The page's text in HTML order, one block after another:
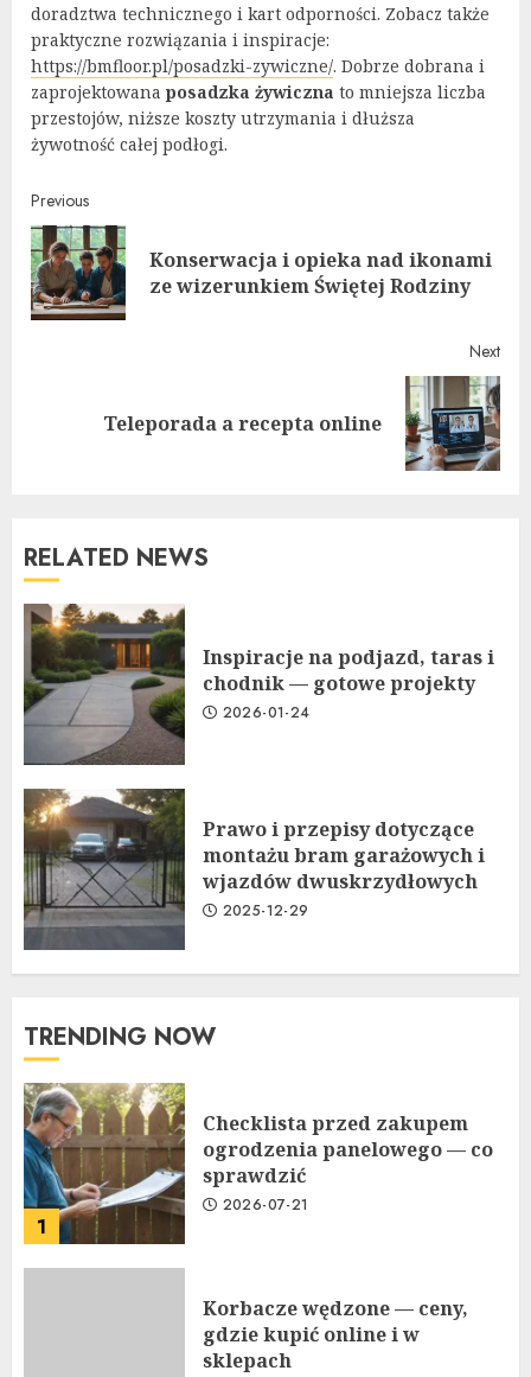
doradztwa technicznego i kart odporności. Zobacz także
praktyczne rozwiązania i inspiracje:
https://bmfloor.pl/posadzki-zywiczne/. Dobrze dobrana i
zaprojektowana posadzka żywiczna to mniejsza liczba
przestojów, niższe koszty utrzymania i dłuższa
żywotność całej podłogi.
Continue
Reading
Previous
Konserwacja i opieka nad ikonami
ze wizerunkiem Świętej Rodziny
Next
Teleporada a recepta online
RELATED NEWS
Inspiracje na podjazd, taras i
chodnik — gotowe projekty
2026-01-24
Prawo i przepisy dotyczące
montażu bram garażowych i
wjazdów dwuskrzydłowych
2025-12-29
TRENDING NOW
1
Checklista przed zakupem
ogrodzenia panelowego — co
sprawdzić
2026-07-21
Korbacze wędzone — ceny,
gdzie kupić online i w
sklepach